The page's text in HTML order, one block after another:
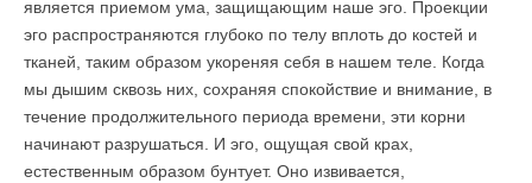
является приемом ума, защищающим наше эго. Проекции
эго распространяются глубоко по телу вплоть до костей и
тканей, таким образом укореняя себя в нашем теле. Когда
мы дышим сквозь них, сохраняя спокойствие и внимание, в
течение продолжительного периода времени, эти корни
начинают разрушаться. И эго, ощущая свой крах,
естественным образом бунтует. Оно извивается,